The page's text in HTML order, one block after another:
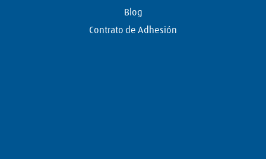
Blog
Contrato de Adhesión